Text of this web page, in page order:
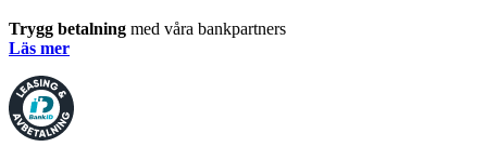
Trygg betalning med våra bankpartners
Läs mer